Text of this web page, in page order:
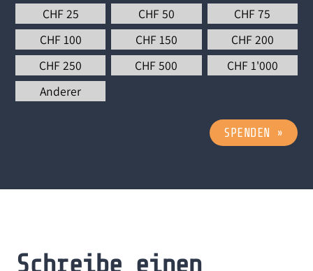
CHF 25 CHF 50 CHF 75
CHF 100 CHF 150 CHF 200
CHF 250 CHF 500 CHF 1'000
Anderer
SPENDEN »
Schreibe einen